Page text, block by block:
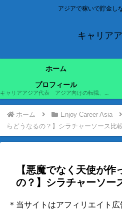
アジアで稼いで貯金し
キャリア
ホーム
プロフィール
キャリアアジア代表 アジア向けの転職、移住を実現して稼いで楽しむことをテーマに活動中
ホーム Enjoy Career Asia
らどうなるの？】シラチャーソース比
【悪魔でなく天使が作
の？】シラチャーソー
＊当サイトはアフィリエイト